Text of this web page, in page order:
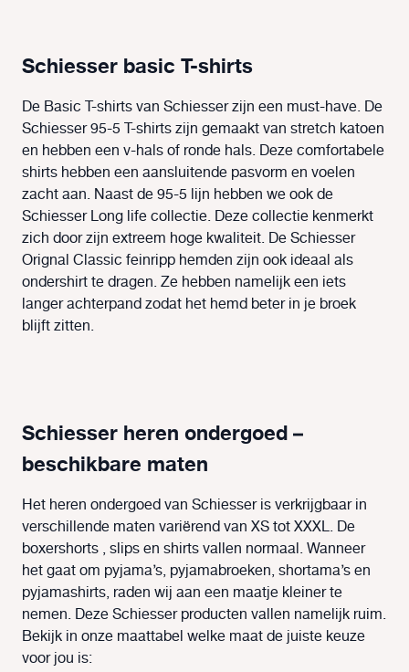
Schiesser basic T-shirts
De Basic T-shirts van Schiesser zijn een must-have. De
Schiesser 95-5 T-shirts zijn gemaakt van stretch katoen
en hebben een v-hals of ronde hals. Deze comfortabele
shirts hebben een aansluitende pasvorm en voelen
zacht aan. Naast de 95-5 lijn hebben we ook de
Schiesser Long life collectie. Deze collectie kenmerkt
zich door zijn extreem hoge kwaliteit. De Schiesser
Orignal Classic feinripp hemden zijn ook ideaal als
ondershirt te dragen. Ze hebben namelijk een iets
langer achterpand zodat het hemd beter in je broek
blijft zitten.
Schiesser heren ondergoed –
beschikbare maten
Het heren ondergoed van Schiesser is verkrijgbaar in
verschillende maten variërend van XS tot XXXL. De
boxershorts , slips en shirts vallen normaal. Wanneer
het gaat om pyjama’s, pyjamabroeken, shortama’s en
pyjamashirts, raden wij aan een maatje kleiner te
nemen. Deze Schiesser producten vallen namelijk ruim.
Bekijk in onze maattabel welke maat de juiste keuze
voor jou is: